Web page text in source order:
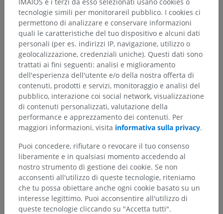
tecnologie simili per monitorareil pubblico. I cookies ci
permettono di analizzare e conservare informazioni
quali le caratteristiche del tuo dispositivo e alcuni dati
personali (per es. indirizzi IP, navigazione, utilizzo o
geolocalizzazione, credenziali uniche). Questi dati sono
trattati ai fini seguenti: analisi e miglioramento
dell'esperienza dell'utente e/o della nostra offerta di
contenuti, prodotti e servizi, monitoraggio e analisi del
pubblico, interazione coi social network, visualizzazione
di contenuti personalizzati, valutazione della
performance e apprezzamento dei contenuti. Per
maggiori informazioni, visita informativa sulla privacy.
Puoi concedere, rifiutare o revocare il tuo consenso
liberamente e in qualsiasi momento accedendo al
nostro strumento di gestione dei cookie. Se non
acconsenti all'utilizzo di queste tecnologie, riteniamo
che tu possa obiettare anche ogni cookie basato su un
interesse legittimo. Puoi acconsentire all'utilizzo di
queste tecnologie cliccando su "Accetta tutti".